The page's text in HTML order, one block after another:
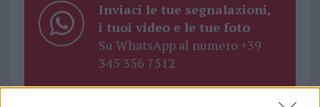
Inviaci le tue segnalazioni,
i tuoi video e le tue foto
Su WhatsApp al numero +39
345 356 7512